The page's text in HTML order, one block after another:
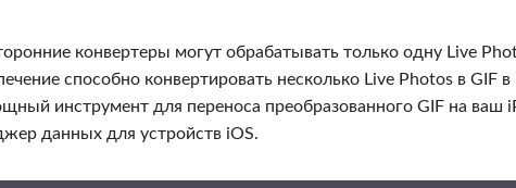
конвертеры могут обрабатывать только одну Live
способно конвертировать несколько Live Photos в GIF в
инструмент для переноса преобразованного GIF на ваш
данных для устройств iOS.